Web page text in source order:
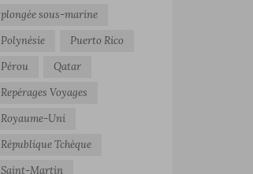
plongée sous-marine
Polynésie
Puerto Rico
Pérou
Qatar
Repérages Voyages
Royaume-Uni
République Tchèque
Saint-Martin